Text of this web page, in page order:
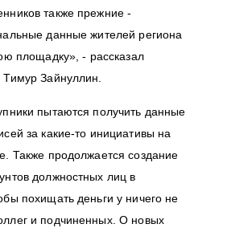
также прежние -
данные жителей региона
площадку», - рассказал
Зайнуллин.
пытаются получить данные
за какие-то инициативы на
Также продолжается создание
должностных лиц в
похищать деньги у ничего не
и подчиненных. О новых